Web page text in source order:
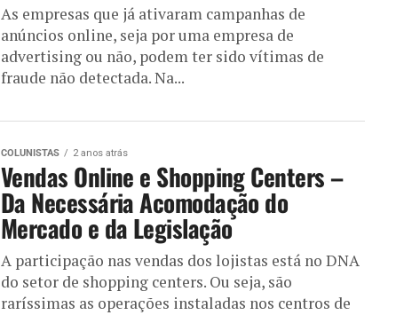
As empresas que já ativaram campanhas de
anúncios online, seja por uma empresa de
advertising ou não, podem ter sido vítimas de
fraude não detectada. Na...
COLUNISTAS 2 anos atrás
Vendas Online e Shopping Centers –
Da Necessária Acomodação do
Mercado e da Legislação
A participação nas vendas dos lojistas está no DNA
do setor de shopping centers. Ou seja, são
raríssimas as operações instaladas nos centros de